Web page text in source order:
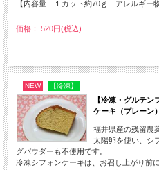
【内容量 １カット約70ｇ アレルギー物
価格： 520円(税込)
NEW 【冷凍】
【冷凍・グルテ
ケーキ（プレーン）
福井県産の残留農
太陽卵を使い、シ
グパウダーも不使用です。
冷凍シフォンケーキは、お召し上がり前